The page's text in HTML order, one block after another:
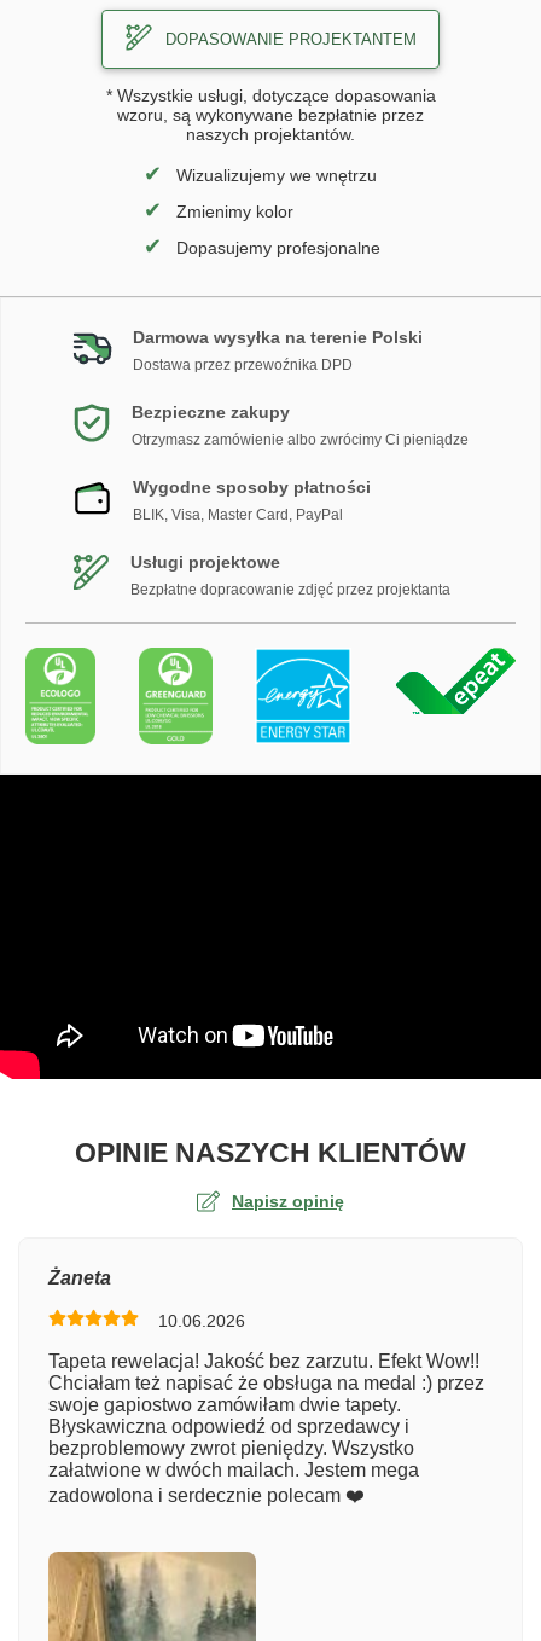
DOPASOWANIE PROJEKTANTEM
* Wszystkie usługi, dotyczące dopasowania
wzoru, są wykonywane bezpłatnie przez
naszych projektantów.
✔ Wizualizujemy we wnętrzu
✔ Zmienimy kolor
✔ Dopasujemy profesjonalne
Darmowa wysyłka na terenie Polski
Dostawa przez przewoźnika DPD
Bezpieczne zakupy
Otrzymasz zamówienie albo zwrócimy Ci pieniądze
Wygodne sposoby płatności
BLIK, Visa, Master Card, PayPal
Usługi projektowe
Bezpłatne dopracowanie zdjęć przez projektanta
OPINIE NASZYCH KLIENTÓWO
Napisz opinię
Numer zamówienia
Imię
Żaneta
10.06.2026
Tapeta rewelacja! Jakość bez zarzutu. Efekt Wow!!
Chciałam też napisać że obsługa na medal :) przez
swoje gapiostwo zamówiłam dwie tapety.
Błyskawiczna odpowiedź od sprzedawcy i
bezproblemowy zwrot pieniędzy. Wszystko
załatwione w dwóch mailach. Jestem mega
zadowolona i serdecznie polecam ❤️